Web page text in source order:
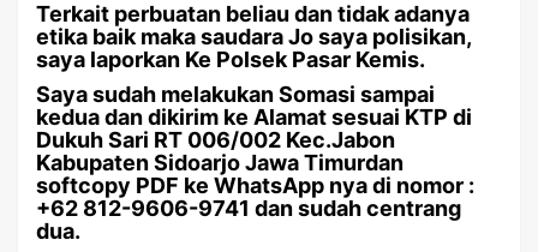
Terkait perbuatan beliau dan tidak adanya
etika baik maka saudara Jo saya polisikan,
saya laporkan Ke Polsek Pasar Kemis.
Saya sudah melakukan Somasi sampai
kedua dan dikirim ke Alamat sesuai KTP di
Dukuh Sari RT 006/002 Kec.Jabon
Kabupaten Sidoarjo Jawa Timurdan
softcopy PDF ke WhatsApp nya di nomor :
+62 812-9606-9741 dan sudah centrang
dua.